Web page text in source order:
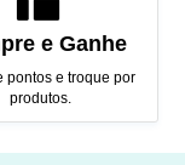
e Ganhe
pontos e troque por
produtos.